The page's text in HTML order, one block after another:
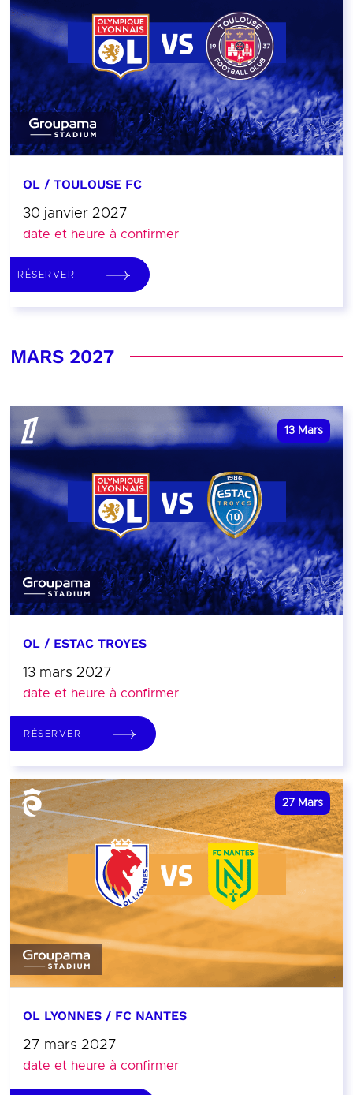
OL / TOULOUSE FC
30 janvier 2027
date et heure à confirmer
RÉSERVER
MARS 2027
13 Mars
OL / ESTAC TROYES
13 mars 2027
date et heure à confirmer
RÉSERVER
27 Mars
OL LYONNES / FC NANTES
27 mars 2027
date et heure à confirmer